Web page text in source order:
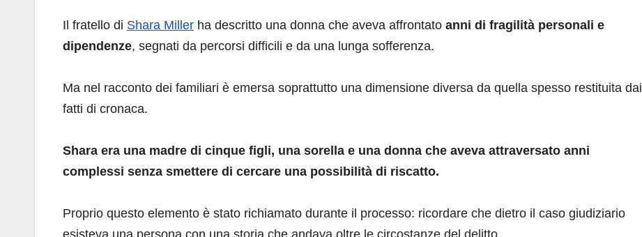
Il fratello di Shara Miller ha descritto una donna che aveva affrontato anni di fragilità personali e
dipendenze, segnati da percorsi difficili e da una lunga sofferenza.
Ma nel racconto dei familiari è emersa soprattutto una dimensione diversa da quella spesso restituita dai
fatti di cronaca.
Shara era una madre di cinque figli, una sorella e una donna che aveva attraversato anni
complessi senza smettere di cercare una possibilità di riscatto.
Proprio questo elemento è stato richiamato durante il processo: ricordare che dietro il caso giudiziario